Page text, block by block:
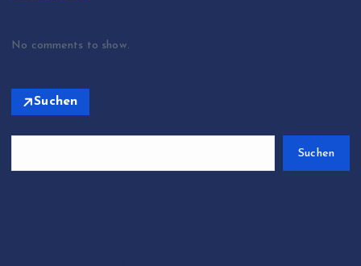
No comments to show.
Suchen
Suchen